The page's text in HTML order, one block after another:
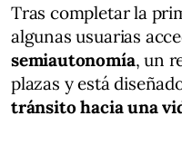
Tras completar la
algunas usuarias
semiautonomía, un
plazas y está
tránsito hacia una